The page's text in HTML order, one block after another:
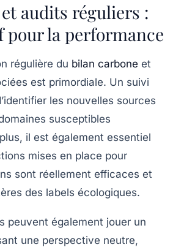
audits réguliers :
la performance
régulière du bilan carbone et
est primordiale. Un suivi
les nouvelles sources
susceptibles
il est également essentiel
mises en place pour
sont réellement efficaces et
des labels écologiques.
peuvent également jouer un
une perspective neutre,